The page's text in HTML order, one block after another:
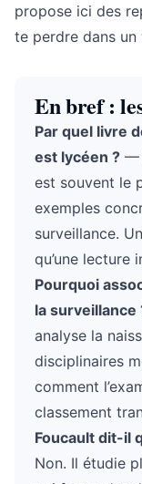
propose ici des
te perdre dans
En bref :
Par quel livre
est lycéen ? —
est souvent le
exemples
surveillance.
qu’une lecture
Pourquoi
la surveillance
analyse la
disciplinaires
comment
classement
Foucault dit-il
Non. Il étudie